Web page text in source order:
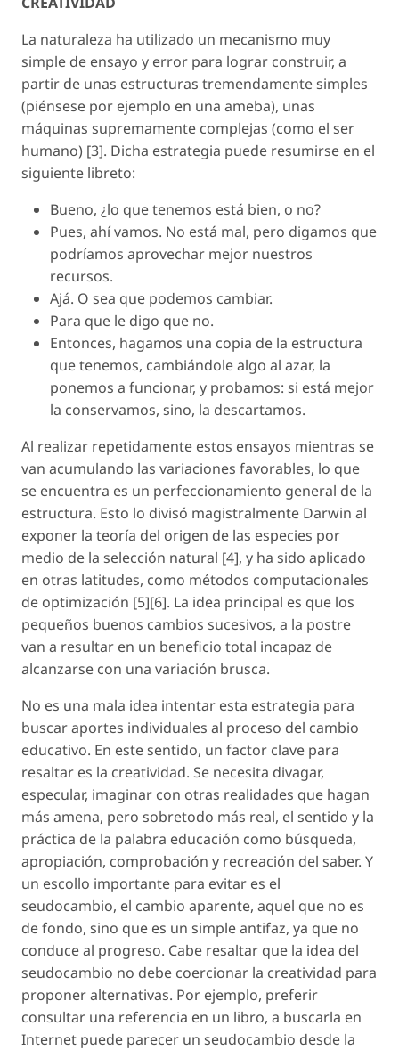
La naturaleza ha utilizado un mecanismo muy
simple de ensayo y error para lograr construir, a
partir de unas estructuras tremendamente simples
(piénsese por ejemplo en una ameba), unas
máquinas supremamente complejas (como el ser
humano) [3]. Dicha estrategia puede resumirse en el
siguiente libreto:
Bueno, ¿lo que tenemos está bien, o no?
Pues, ahí vamos. No está mal, pero digamos que
podríamos aprovechar mejor nuestros
recursos.
Ajá. O sea que podemos cambiar.
Para que le digo que no.
Entonces, hagamos una copia de la estructura
que tenemos, cambiándole algo al azar, la
ponemos a funcionar, y probamos: si está mejor
la conservamos, sino, la descartamos.
Al realizar repetidamente estos ensayos mientras se
van acumulando las variaciones favorables, lo que
se encuentra es un perfeccionamiento general de la
estructura. Esto lo divisó magistralmente Darwin al
exponer la teoría del origen de las especies por
medio de la selección natural [4], y ha sido aplicado
en otras latitudes, como métodos computacionales
de optimización [5][6]. La idea principal es que los
pequeños buenos cambios sucesivos, a la postre
van a resultar en un beneficio total incapaz de
alcanzarse con una variación brusca.
No es una mala idea intentar esta estrategia para
buscar aportes individuales al proceso del cambio
educativo. En este sentido, un factor clave para
resaltar es la creatividad. Se necesita divagar,
especular, imaginar con otras realidades que hagan
más amena, pero sobretodo más real, el sentido y la
práctica de la palabra educación como búsqueda,
apropiación, comprobación y recreación del saber. Y
un escollo importante para evitar es el
seudocambio, el cambio aparente, aquel que no es
de fondo, sino que es un simple antifaz, ya que no
conduce al progreso. Cabe resaltar que la idea del
seudocambio no debe coercionar la creatividad para
proponer alternativas. Por ejemplo, preferir
consultar una referencia en un libro, a buscarla en
Internet puede parecer un seudocambio desde la